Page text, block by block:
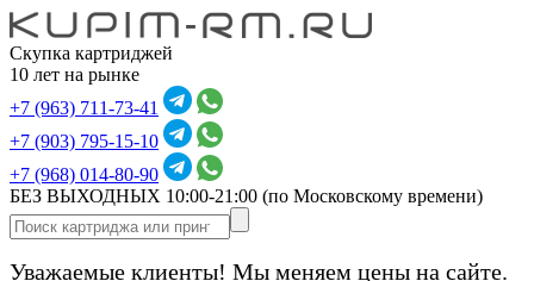
Скупка картриджей
10 лет на рынке
+7 (963) 711-73-41
+7 (903) 795-15-10
+7 (968) 014-80-90
БЕЗ ВЫХОДНЫХ 10:00-21:00 (по Московскому времени)
Уважаемые клиенты! Мы меняем цены на сайте.